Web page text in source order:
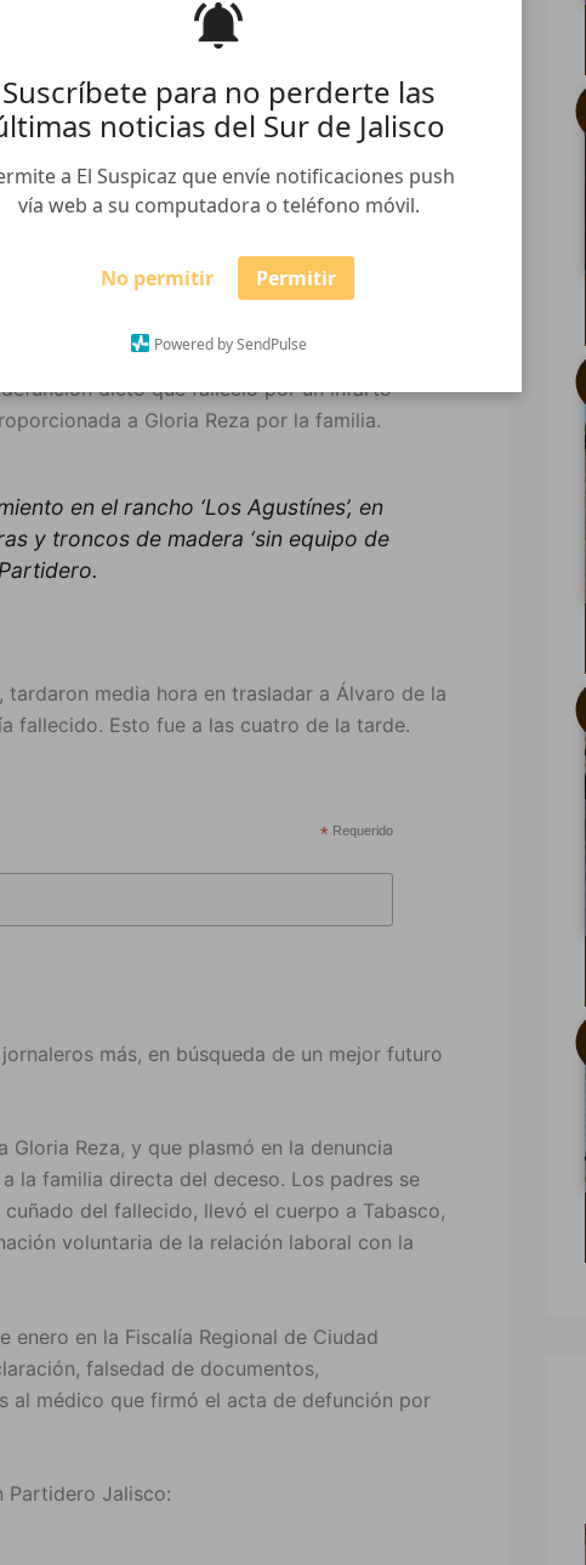
Suscríbete para no perderte las
noticias del Sur de Jalisco
a El Suspicaz que envíe notificaciones push
vía web a su computadora o teléfono móvil.
No permitir Permitir
Powered by SendPulse
conocer que en la Fiscalía del Estado de
Berrymex por, presuntamente, «evadir la
de unos de sus campos de cultivo, (y
leerse en la entrada del texto publicado
García, originario de Tabasco, recibió
que le derivaron en problemas para
dictó que falleció por un infarto
a Gloria Reza por la familia.
en el rancho ‘Los Agustínes’, en
y troncos de madera ‘sin equipo de
media hora en trasladar a Álvaro de la
fallecido. Esto fue a las cuatro de la tarde.
* Requerido
más, en búsqueda de un mejor futuro
Reza, y que plasmó en la denuncia
la familia directa del deceso. Los padres se
del fallecido, llevó el cuerpo a Tabasco,
voluntaria de la relación laboral con la
enero en la Fiscalía Regional de Ciudad
falsedad de documentos,
al médico que firmó el acta de defunción por
Partidero Jalisco: